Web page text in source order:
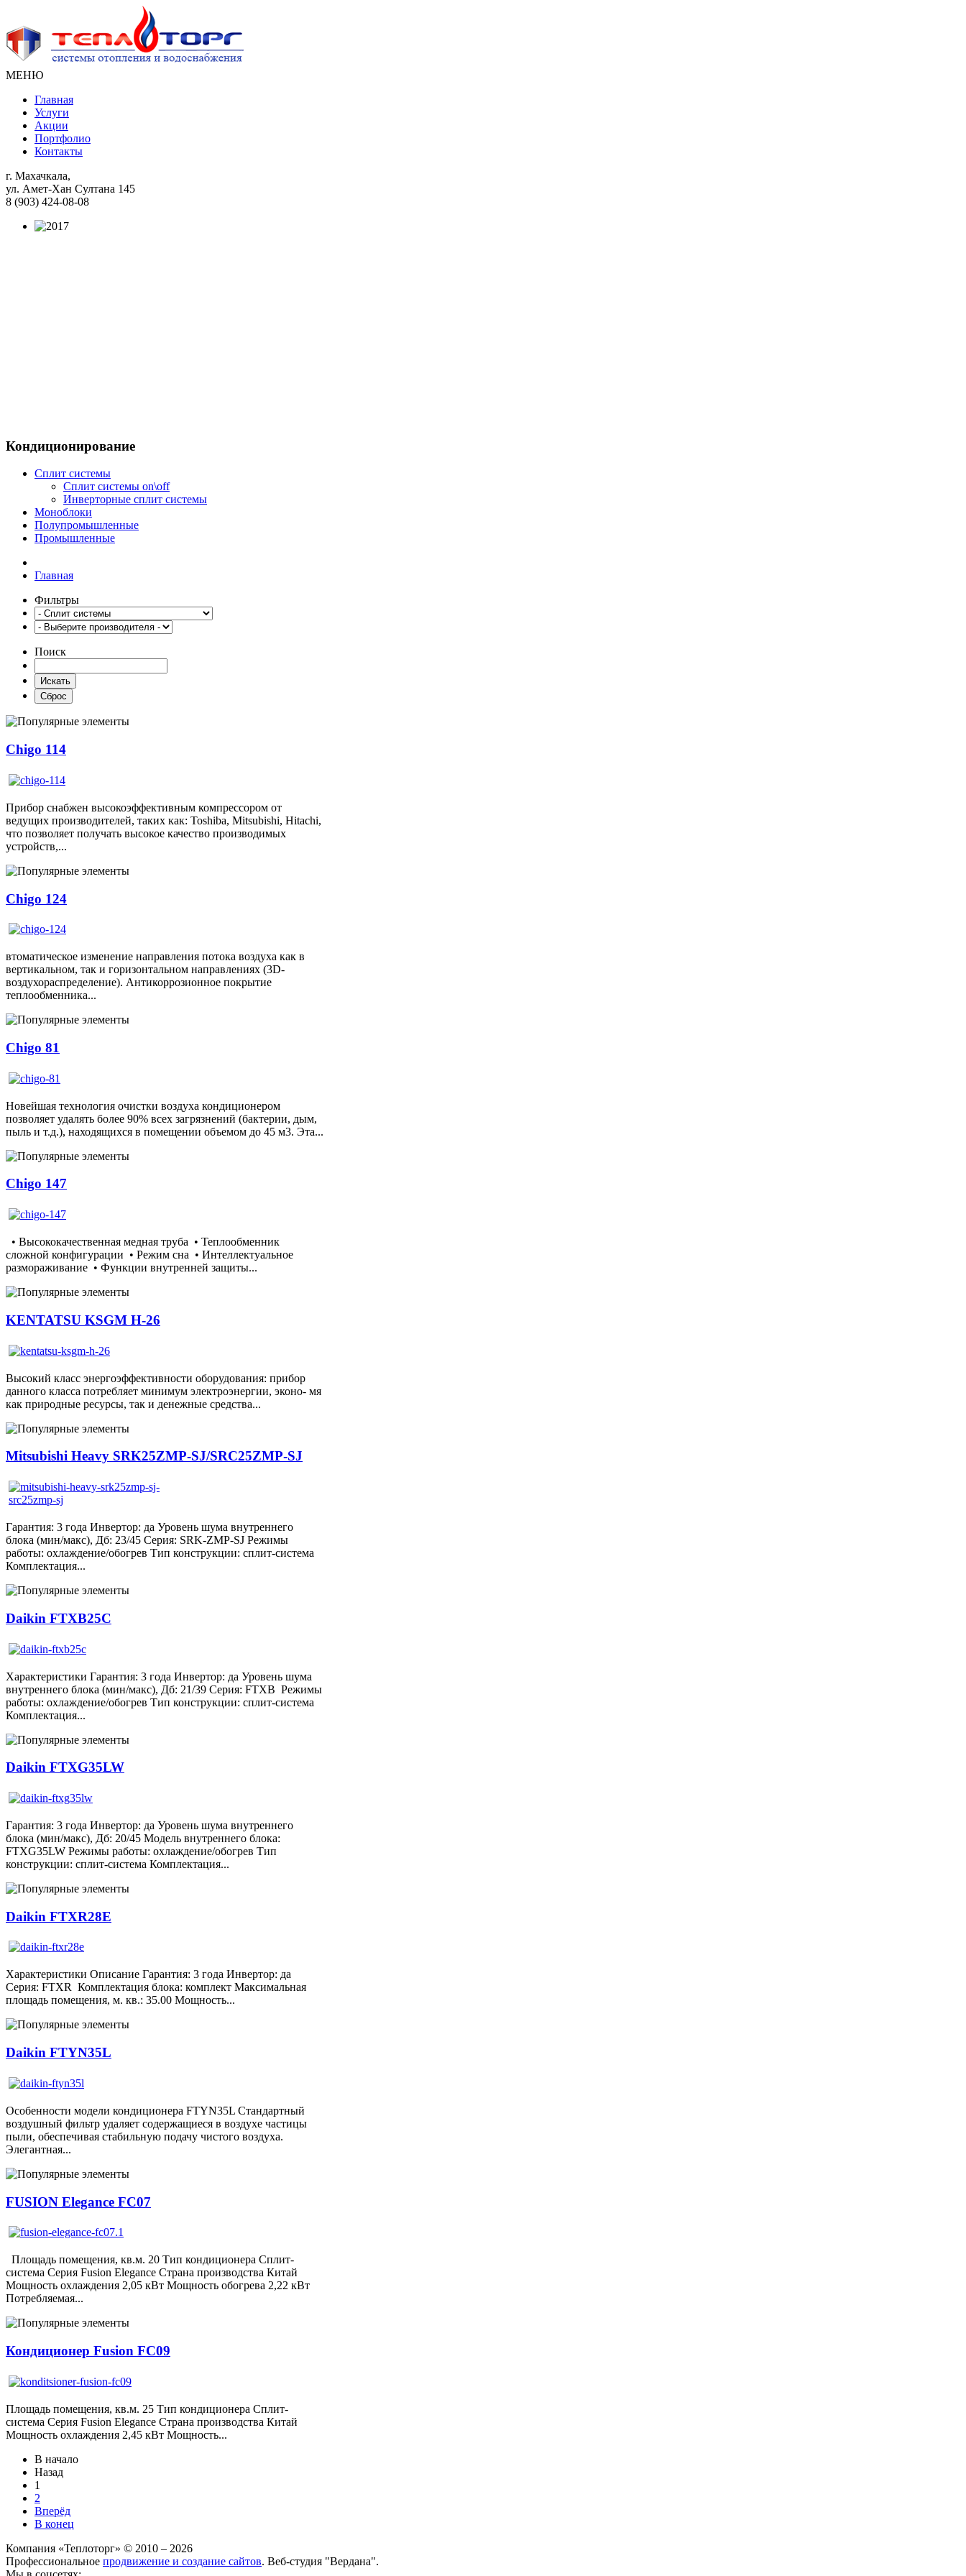
МЕНЮ
Главная
Услуги
Акции
Портфолио
Контакты
г. Махачкала,
ул. Амет-Хан Султана 145
8 (903) 424-08-08
Кондиционирование
Сплит системы
Сплит системы on\off
Инверторные сплит системы
Моноблоки
Полупромышленные
Промышленные
Главная
Фильтры
Поиск
Chigo 114
Прибор снабжен высокоэффективным компрессором от
ведущих производителей, таких как: Toshiba, Mitsubishi, Hitachi,
что позволяет получать высокое качество производимых
устройств,...
Chigo 124
втоматическое изменение направления потока воздуха как в
вертикальном, так и горизонтальном направлениях (3D-
воздухораспределение). Антикоррозионное покрытие
теплообменника...
Chigo 81
Новейшая технология очистки воздуха кондиционером
позволяет удалять более 90% всех загрязнений (бактерии, дым,
пыль и т.д.), находящихся в помещении объемом до 45 м3. Эта...
Chigo 147
• Высококачественная медная труба • Теплообменник
сложной конфигурации • Режим сна • Интеллектуальное
размораживание • Функции внутренней защиты...
KENTATSU KSGM H-26
Высокий класс энергоэффективности оборудования: прибор
данного класса потребляет минимум электроэнергии, эконо- мя
как природные ресурсы, так и денежные средства...
Mitsubishi Heavy SRK25ZMP-SJ/SRC25ZMP-SJ
Гарантия: 3 года Инвертор: да Уровень шума внутреннего
блока (мин/макс), Дб: 23/45 Серия: SRK-ZMP-SJ Режимы
работы: охлаждение/обогрев Тип конструкции: сплит-система
Комплектация...
Daikin FTXB25C
Характеристики Гарантия: 3 года Инвертор: да Уровень шума
внутреннего блока (мин/макс), Дб: 21/39 Серия: FTXB Режимы
работы: охлаждение/обогрев Тип конструкции: сплит-система
Комплектация...
Daikin FTXG35LW
Гарантия: 3 года Инвертор: да Уровень шума внутреннего
блока (мин/макс), Дб: 20/45 Модель внутреннего блока:
FTXG35LW Режимы работы: охлаждение/обогрев Тип
конструкции: сплит-система Комплектация...
Daikin FTXR28E
Характеристики Описание Гарантия: 3 года Инвертор: да
Серия: FTXR Комплектация блока: комплект Максимальная
площадь помещения, м. кв.: 35.00 Мощность...
Daikin FTYN35L
Особенности модели кондиционера FTYN35L Стандартный
воздушный фильтр удаляет содержащиеся в воздухе частицы
пыли, обеспечивая стабильную подачу чистого воздуха.
Элегантная...
FUSION Elegance FC07
Площадь помещения, кв.м. 20 Тип кондиционера Сплит-
система Серия Fusion Elegance Страна производства Китай
Мощность охлаждения 2,05 кВт Мощность обогрева 2,22 кВт
Потребляемая...
Кондиционер Fusion FC09
Площадь помещения, кв.м. 25 Тип кондиционера Сплит-
система Серия Fusion Elegance Страна производства Китай
Мощность охлаждения 2,45 кВт Мощность...
В начало
Назад
1
2
Вперёд
В конец
Компания «Теплоторг» © 2010 – 2026
Профессиональное продвижение и создание сайтов. Веб-студия "Вердана".